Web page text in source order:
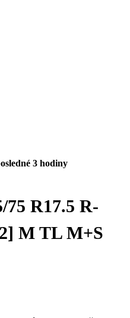
3 hodiny
75 R17.5 R-
M TL M+S